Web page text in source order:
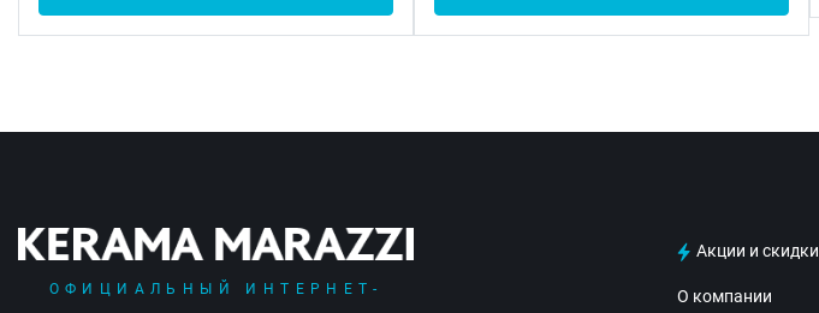
ОФИЦИАЛЬНЫЙ ИНТЕРНЕТ-
Акции и скидки
О компании